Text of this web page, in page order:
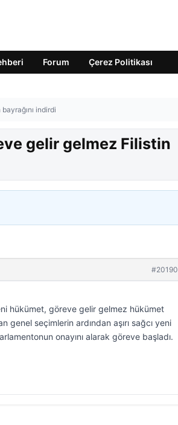
Forum Çerez Politikası
indirdi
gelir gelmez Filistin
#20190
hükümet, göreve gelir gelmez hükümet
genel seçimlerin ardından aşırı sağcı yeni
onayını alarak göreve başladı.